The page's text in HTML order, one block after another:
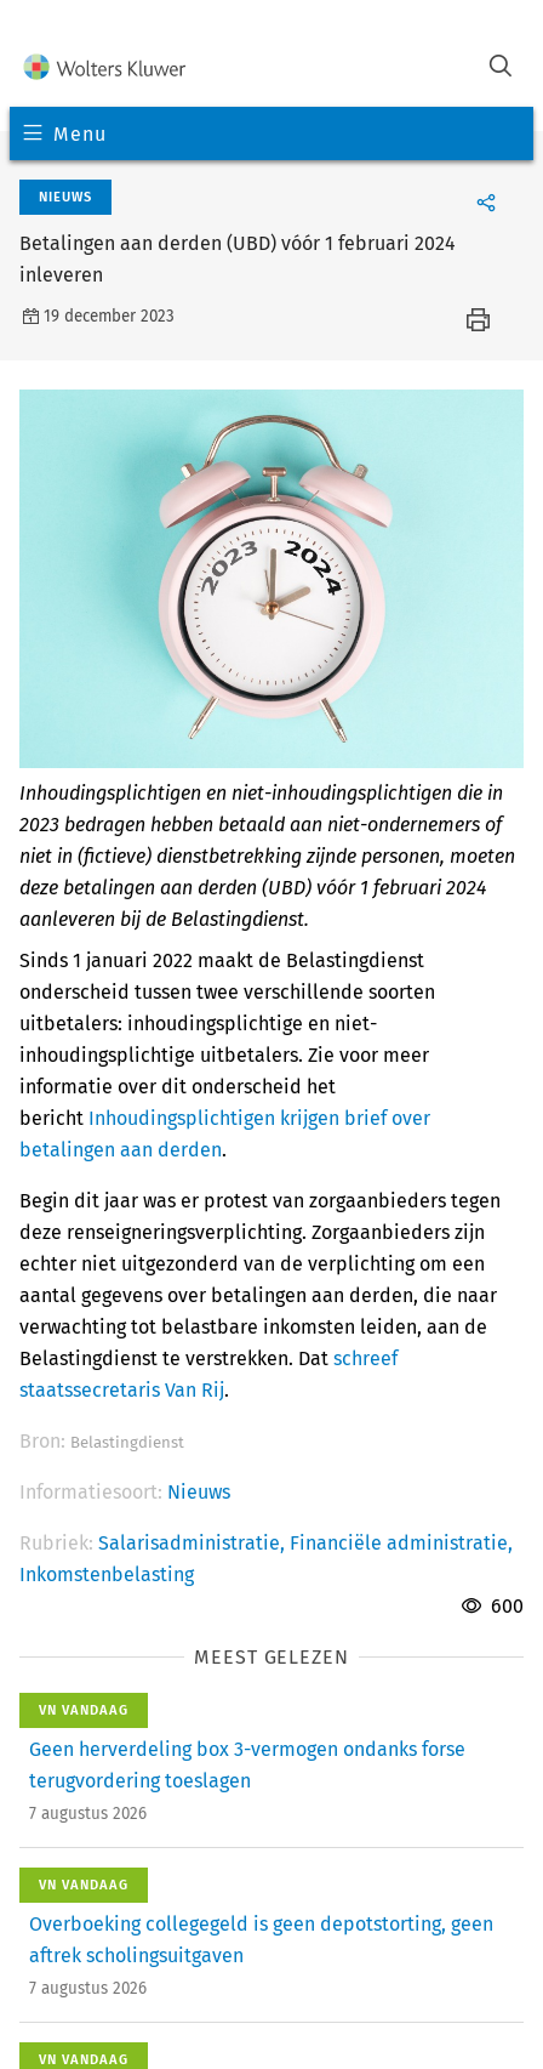
Menu
NIEUWS
Betalingen aan derden (UBD) vóór 1 februari 2024
inleveren
19 december 2023
Inhoudingsplichtigen en niet-inhoudingsplichtigen die in
2023 bedragen hebben betaald aan niet-ondernemers of
niet in (fictieve) dienstbetrekking zijnde personen, moeten
deze betalingen aan derden (UBD) vóór 1 februari 2024
aanleveren bij de Belastingdienst.
Sinds 1 januari 2022 maakt de Belastingdienst
onderscheid tussen twee verschillende soorten
uitbetalers: inhoudingsplichtige en niet-
inhoudingsplichtige uitbetalers. Zie voor meer
informatie over dit onderscheid het
bericht Inhoudingsplichtigen krijgen brief over
betalingen aan derden.
Begin dit jaar was er protest van zorgaanbieders tegen
deze renseigneringsverplichting. Zorgaanbieders zijn
echter niet uitgezonderd van de verplichting om een
aantal gegevens over betalingen aan derden, die naar
verwachting tot belastbare inkomsten leiden, aan de
Belastingdienst te verstrekken. Dat schreef
staatssecretaris Van Rij.
Bron: Belastingdienst
Informatiesoort: Nieuws
Rubriek: Salarisadministratie, Financiële administratie,
Inkomstenbelasting
600
MEEST GELEZEN
VN VANDAAG
Geen herverdeling box 3-vermogen ondanks forse
terugvordering toeslagen
7 augustus 2026
VN VANDAAG
Overboeking collegegeld is geen depotstorting, geen
aftrek scholingsuitgaven
7 augustus 2026
VN VANDAAG